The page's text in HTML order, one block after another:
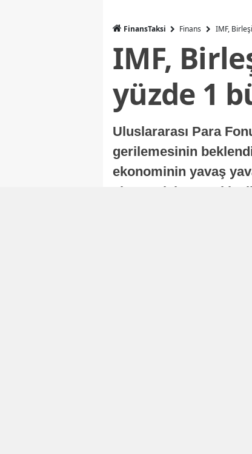
FinansTaksi Finans IMF,
IMF,
yüzde 1
Uluslararası Para
gerilemesinin
ekonominin yavaş
ekonomisi, sonraki